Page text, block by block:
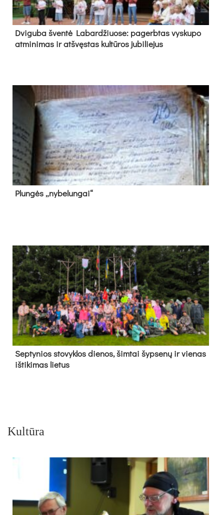
Dvi­gu­ba šven­tė La­bar­džiuo­se: pa­gerb­tas vys­ku­po
at­mi­ni­mas ir at­švęs­tas kul­tū­ros ju­bi­lie­jus
Plun­gės „ny­be­lun­gai“
Sep­ty­nios sto­vyk­los die­nos, šim­tai šyp­se­nų ir vie­nas
iš­ti­ki­mas lie­tus
Kultūra